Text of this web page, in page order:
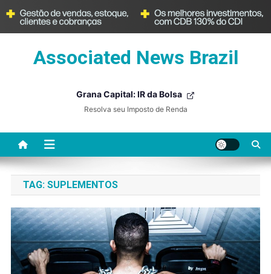
Associated News Brazil
Grana Capital: IR da Bolsa
Resolva seu Imposto de Renda
TAG: SUPLEMENTOS